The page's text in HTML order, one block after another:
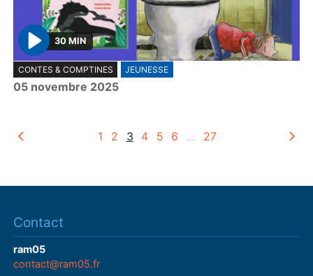
P
l
a
30 MIN
CONTES & COMPTINES JEUNESSE
05 novembre 2025
1 2 3 4 5 6 … 27
Contact
ram05
contact@ram05.fr